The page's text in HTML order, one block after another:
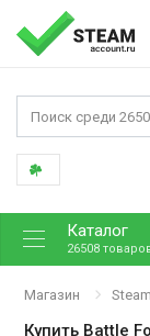
Каталог
26508
Магазин
Купить Battle